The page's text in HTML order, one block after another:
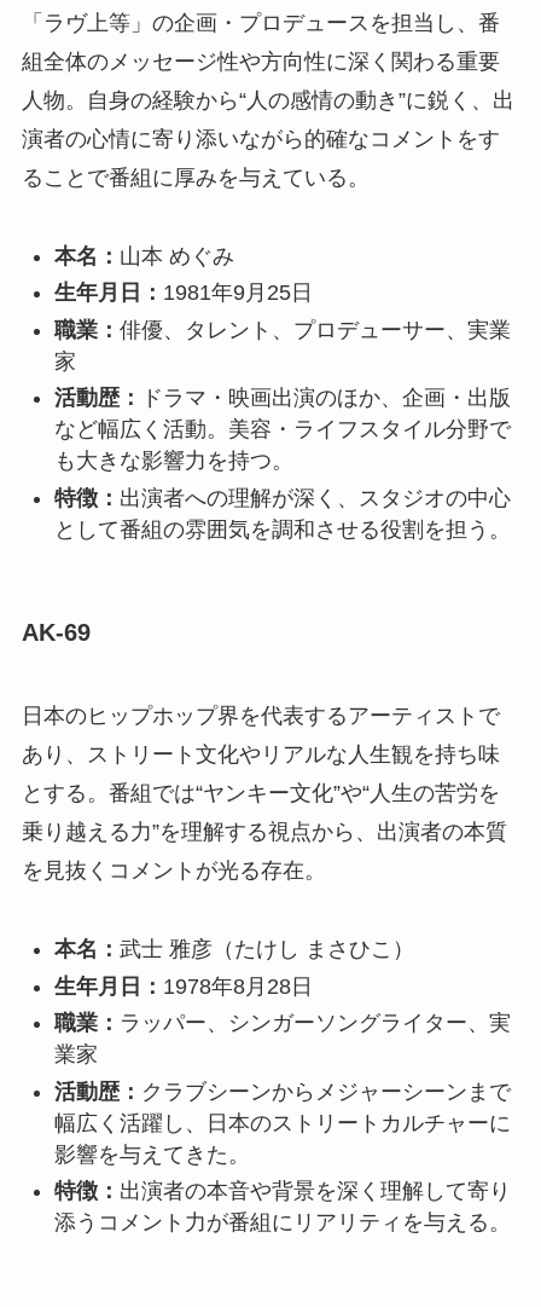
「ラヴ上等」の企画・プロデュースを担当し、番
組全体のメッセージ性や方向性に深く関わる重要
人物。自身の経験から“人の感情の動き”に鋭く、出
演者の心情に寄り添いながら的確なコメントをす
ることで番組に厚みを与えている。
本名： 山本 めぐみ
生年月日： 1981年9月25日
職業： 俳優、タレント、プロデューサー、実業
家
活動歴：
ドラマ・映画出演のほか、企画・出版
など幅広く活動。美容・ライフスタイル分野で
も大きな影響力を持つ。
特徴： 出演者への理解が深く、スタジオの中心
として番組の雰囲気を調和させる役割を担う。
AK-69
日本のヒップホップ界を代表するアーティストで
あり、ストリート文化やリアルな人生観を持ち味
とする。番組では“ヤンキー文化”や“人生の苦労を
乗り越える力”を理解する視点から、出演者の本質
を見抜くコメントが光る存在。
本名： 武士 雅彦（たけし まさひこ）
生年月日： 1978年8月28日
職業： ラッパー、シンガーソングライター、実
業家
活動歴： クラブシーンからメジャーシーンまで
幅広く活躍し、日本のストリートカルチャーに
影響を与えてきた。
特徴： 出演者の本音や背景を深く理解して寄り
添うコメント力が番組にリアリティを与える。